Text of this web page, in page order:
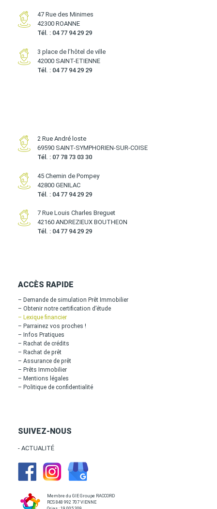
47 Rue des Minimes
42300 ROANNE
Tél. : 04 77 94 29 29
3 place de l’hôtel de ville
42000 SAINT-ETIENNE
Tél. : 04 77 94 29 29
2 Rue André loste
69590 SAINT-SYMPHORIEN-SUR-COISE
Tél. : 07 78 73 03 30
45 Chemin de Pompey
42800 GENILAC
Tél. : 04 77 94 29 29
7 Rue Louis Charles Breguet
42160 ANDREZIEUX BOUTHEON
Tél. : 04 77 94 29 29
ACCÈS RAPIDE
– Demande de simulation Prêt Immobilier
– Obtenir notre certification d’étude
– Lexique financier
– Parrainez vos proches !
– Infos Pratiques
– Rachat de crédits
– Rachat de prêt
– Assurance de prêt
– Prêts Immobilier
– Mentions légales
– Politique de confidentialité
SUIVEZ-NOUS
- ACTUALITÉ
Membre du GIE Groupe RACCORD
RCS 848 992 707 VIENNE